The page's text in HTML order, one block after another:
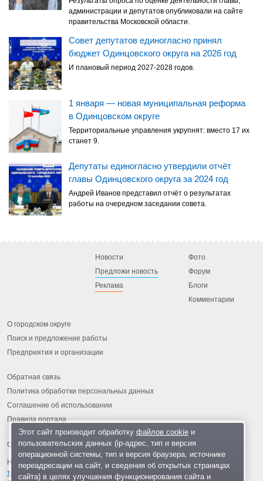
администрации и депутатов опубликовали на сайте
правительства Московской области.
Совет депутатов единогласно принял
бюджет Одинцовского округа на 2026 год
И плановый период 2027-2028 годов.
1 января — новая муниципальная реформа
в Одинцовском округе
Территориальные управления укрупнят: вместо 17 их
станет 9.
Депутаты единогласно утвердили отчёт
главы Одинцовского округа за 2024 год
Андрей Иванов представил отчёт о результатах
работы на очередном заседании совета.
Новости
Предложи новость
Реклама
Фото
Форум
Блоги
Комментарии
О городском округе
Поиск и предложение работы
Предприятия и организации
Обратная связь
Политика обработки персональных данных
Соглашение об использовании
Правила портала
На информационном ресурсе применяются
технологии
Этот сайт производит обработку файлов cookieи
пользовательских данных (ip-адрес, тип и версия
операционной системы, тип и версия браузера, источнике
переадресации на сайт, и сведения об открытых страницах
сайта) в целях улучшения функционирования сайта и